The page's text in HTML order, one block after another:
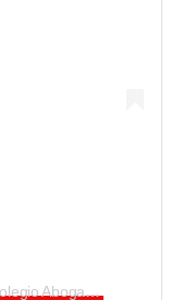
Una publicación compartida por Colegio Abogados Misiones (@cademis21)